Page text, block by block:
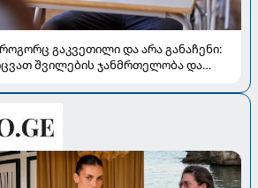
გაკვეთილი და არა განაჩენი:
შვილების ჯანმრთელობა და